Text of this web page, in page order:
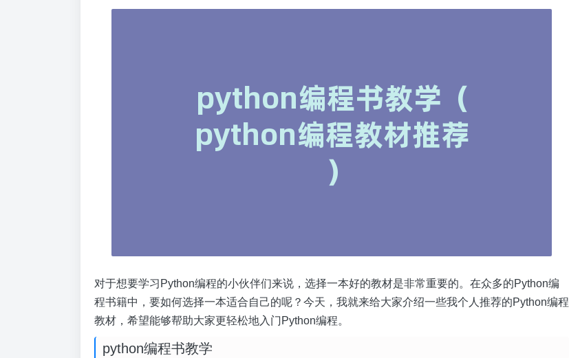
对于想要学习Python编程的小伙伴们来说，选择一本好的教材是非常重要的。在众多的Python编
程书籍中，要如何选择一本适合自己的呢？今天，我就来给大家介绍一些我个人推荐的Python编程
教材，希望能够帮助大家更轻松地入门Python编程。
python编程书教学